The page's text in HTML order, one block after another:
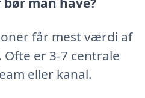
får mest værdi af
er 3-7 centrale
eller kanal.